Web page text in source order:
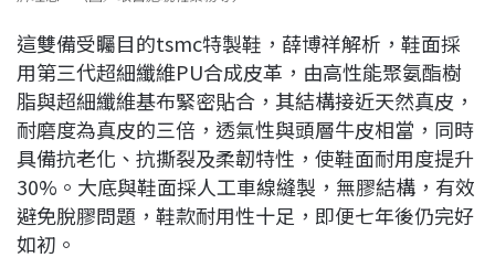
這雙備受矚目的tsmc特製鞋，薛博祥解析，鞋面採
用第三代超細纖維PU合成皮革，由高性能聚氨酯樹
脂與超細纖維基布緊密貼合，其結構接近天然真皮，
耐磨度為真皮的三倍，透氣性與頭層牛皮相當，同時
具備抗老化、抗撕裂及柔韌特性，使鞋面耐用度提升
30%。大底與鞋面採人工車線縫製，無膠結構，有效
避免脫膠問題，鞋款耐用性十足，即便七年後仍完好
如初。